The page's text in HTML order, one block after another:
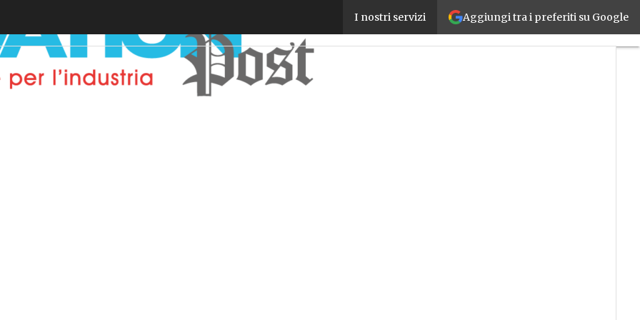
Aggiungi tra i preferiti su Google
I nostri servizi
Opera4Spac, un’app che utilizza il Cad in ottica